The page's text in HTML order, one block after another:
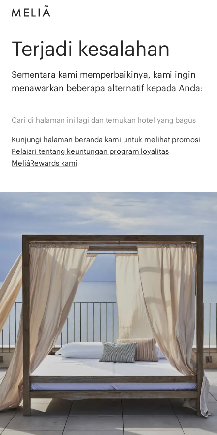
Terjadi kesalahan
Sementara kami memperbaikinya, kami ingin
menawarkan beberapa alternatif kepada Anda:
Cari di halaman ini lagi dan temukan hotel yang bagus
Kunjungi halaman beranda kami untuk melihat promosi
Pelajari tentang keuntungan program loyalitas
MeliáRewards kami